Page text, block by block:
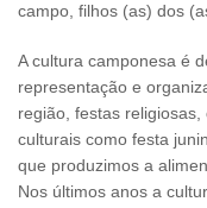
campo, filhos (as) dos
A cultura camponesa é
representação e
região, festas
culturais como festa
que produzimos a
Nos últimos anos a